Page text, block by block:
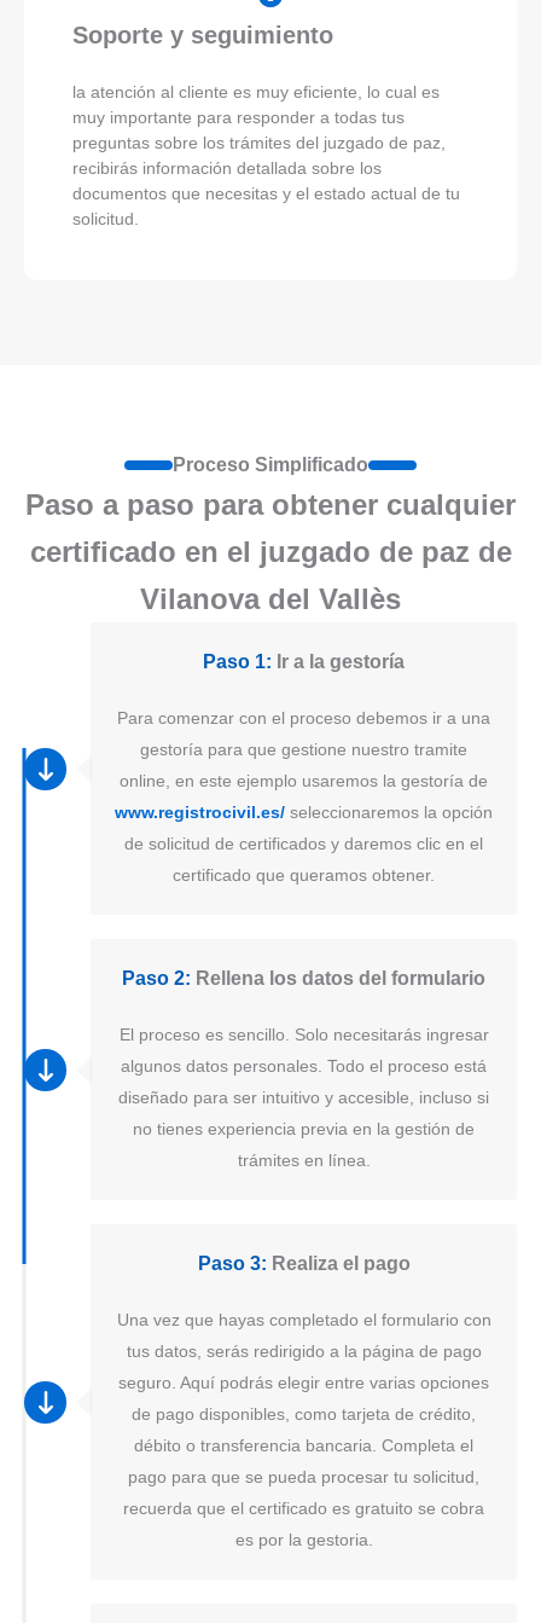
Soporte y seguimiento
la atención al cliente es muy eficiente, lo cual es
muy importante para responder a todas tus
preguntas sobre los trámites del juzgado de paz,
recibirás información detallada sobre los
documentos que necesitas y el estado actual de tu
solicitud.
Proceso Simplificado
Paso a paso para obtener cualquier
certificado en el juzgado de paz de
Vilanova del Vallès
Paso 1: Ir a la gestoría
Para comenzar con el proceso debemos ir a una
gestoría para que gestione nuestro tramite
online, en este ejemplo usaremos la gestoría de
www.registrocivil.es/ seleccionaremos la opción
de solicitud de certificados y daremos clic en el
certificado que queramos obtener.
Paso 2: Rellena los datos del formulario
El proceso es sencillo. Solo necesitarás ingresar
algunos datos personales. Todo el proceso está
diseñado para ser intuitivo y accesible, incluso si
no tienes experiencia previa en la gestión de
trámites en línea.
Paso 3: Realiza el pago
Una vez que hayas completado el formulario con
tus datos, serás redirigido a la página de pago
seguro. Aquí podrás elegir entre varias opciones
de pago disponibles, como tarjeta de crédito,
débito o transferencia bancaria. Completa el
pago para que se pueda procesar tu solicitud,
recuerda que el certificado es gratuito se cobra
es por la gestoria.